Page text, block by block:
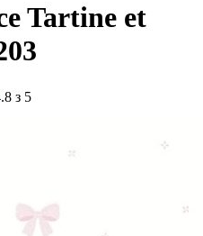
Tartine et
з 5